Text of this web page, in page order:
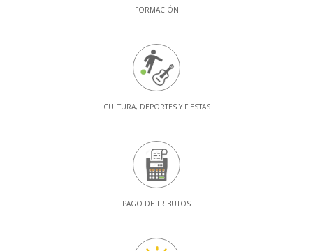
FORMACIÓN
CULTURA, DEPORTES Y FIESTAS
PAGO DE TRIBUTOS